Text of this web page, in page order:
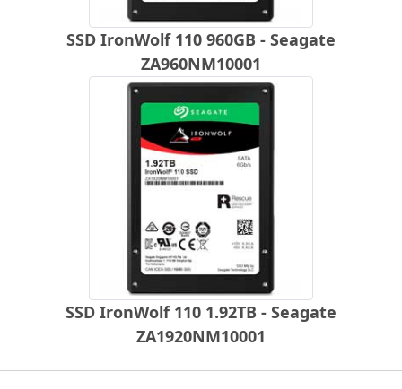
SSD IronWolf 110 960GB - Seagate
ZA960NM10001
SSD IronWolf 110 1.92TB - Seagate
ZA1920NM10001